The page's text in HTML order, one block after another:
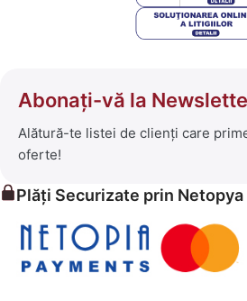
Abonați-vă la
Alătură-te listei de clienți care
oferte!
Plăți Securizate prin Netopya